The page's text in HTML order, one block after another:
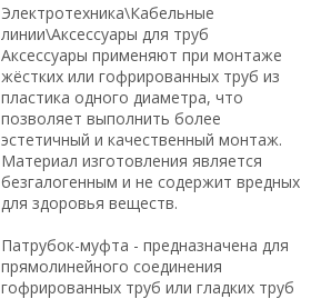
Электротехника\Кабельные
линии\Аксессуары для труб
Аксессуары применяют при монтаже
жёстких или гофрированных труб из
пластика одного диаметра, что
позволяет выполнить более
эстетичный и качественный монтаж.
Материал изготовления является
безгалогенным и не содержит вредных
для здоровья веществ.
Патрубок-муфта - предназначена для
прямолинейного соединения
гофрированных труб или гладких труб